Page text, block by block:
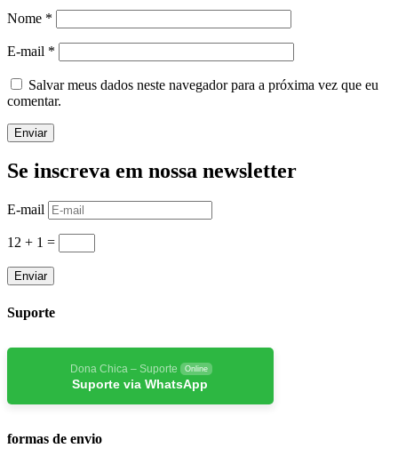
Nome *
E-mail *
Salvar meus dados neste navegador para a próxima vez que eu
comentar.
Enviar
Se inscreva em nossa newsletter
E-mail
12 + 1 =
Enviar
Suporte
Dona Chica – Suporte Online
Suporte via WhatsApp
formas de envio